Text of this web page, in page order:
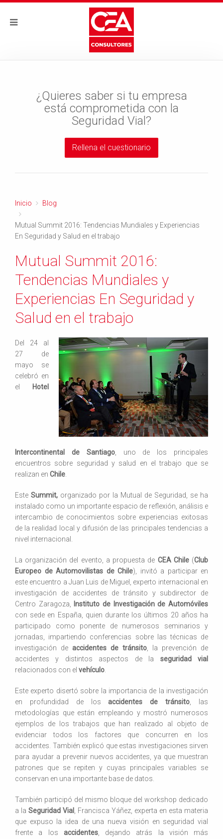
¿Quieres saber si tu empresa
está comprometida con la
Seguridad Vial?
Rellena el cuestionario
Inicio Blog
Mutual Summit 2016: Tendencias Mundiales y Experiencias
En Seguridad y Salud en el trabajo
Mutual Summit 2016:
Tendencias Mundiales y
Experiencias En Seguridad y
Salud en el trabajo
Del 24 al
27 de
mayo se
celebró en
el
Hotel
Intercontinental de Santiago, uno de los principales
encuentros sobre seguridad y salud en el trabajo que se
realizan en Chile
Este Summit, organizado por la Mutual de Seguridad, se ha
instalado como un importante espacio de reflexión, análisis e
intercambio de conocimientos sobre experiencias exitosas
de la realidad local y difusión de las principales tendencias a
nivel internacional.
La organización del evento, a propuesta de CEA Chile(Club
Europeo de Automovilistas de Chile), invitó a participar en
este encuentro a Juan Luis de Miguel, experto internacional en
investigación de accidentes de tránsito y subdirector de
Centro Zaragoza,
Instituto de Investigación de Automóviles
con sede en España, quien durante los últimos 20 años ha
participado como ponente de numerosos seminarios y
jornadas, impartiendo conferencias sobre las técnicas de
investigación de accidentes de tránsito , la prevención de
accidentes y distintos aspectos de la seguridad vial
relacionados con el vehículo
Este experto disertó sobre la importancia de la investigación
en profundidad de los accidentes de tránsito , las
metodologías que están empleando y mostró numerosos
ejemplos de los trabajos que han realizado al objeto de
evidenciar todos los factores que concurren en los
accidentes. También explicó que estas investigaciones sirven
para ayudar a prevenir nuevos accidentes, ya que muestran
patrones que se repiten y cuyas principales variables se
conservan en una importante base de datos.
También participó del mismo bloque del workshop dedicado
a la Seguridad Vial
, Francisca Yáñez, experta en esta materia
que expuso la idea de una nueva visión en seguridad vial
frente a los accidentes, dejando atrás la visión más